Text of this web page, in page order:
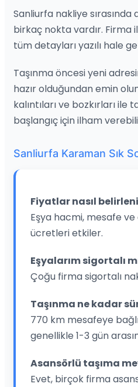
Sanliurfa nakliye
birkaç nokta vardır. Firma
tüm detayları yazılı hale
Taşınma öncesi yeni
hazır olduğundan emin
kalıntıları ve bozkırları ile
başlangıç için ilham
Sanliurfa Karaman Sık
Fiyatlar nasıl
Eşya hacmi, mesafe
ücretleri etkiler.
Eşyalarım sigortalı
Çoğu firma sigortalı
Taşınma ne kadar
770 km mesafeye
genellikle 1-3 gün
Asansörlü taşıma
Evet, birçok firma